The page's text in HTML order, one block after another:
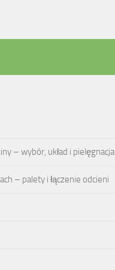
– wybór, układ i pielęgnacja
– palety i łączenie odcieni